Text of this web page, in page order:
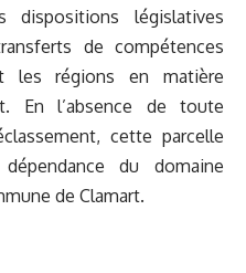
dispositions législatives
de compétences
les régions en matière
En l’absence de toute
cette parcelle
du domaine
de Clamart.